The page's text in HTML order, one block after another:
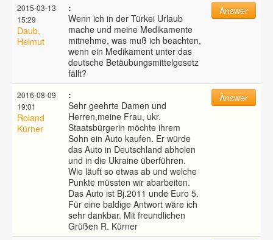
2015-03-13
15:29
Daub,
Helmut
:
Wenn ich in der Türkei Urlaub
mache und meine Medikamente
mitnehme, was muß ich beachten,
wenn ein Medikament unter das
deutsche Betäubungsmittelgesetz
fällt?
Answer
2016-08-09
19:01
Roland
Kürner
:
Sehr geehrte Damen und
Herren,meine Frau, ukr.
Staatsbürgerin möchte ihrem
Sohn ein Auto kaufen. Er würde
das Auto in Deutschland abholen
und in die Ukraine überführen.
Wie läuft so etwas ab und welche
Punkte müssten wir abarbeiten.
Das Auto ist Bj.2011 unde Euro 5.
Für eine baldige Antwort wäre ich
sehr dankbar. Mit freundlichen
Grüßen R. Kürner
Answer